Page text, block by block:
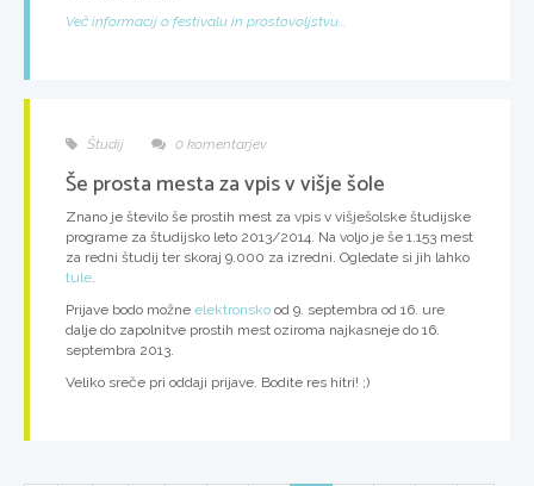
Več informacij o festivalu in prostovoljstvu...
Študij 0 komentarjev
Še prosta mesta za vpis v višje šole
Znano je število še prostih mest za vpis v višješolske študijske
programe za študijsko leto 2013/2014. Na voljo je še 1.153 mest
za redni študij ter skoraj 9.000 za izredni. Ogledate si jih lahko
tule.
Prijave bodo možne elektronsko od 9. septembra od 16. ure
dalje do zapolnitve prostih mest oziroma najkasneje do 16.
septembra 2013.
Veliko sreče pri oddaji prijave. Bodite res hitri! ;)